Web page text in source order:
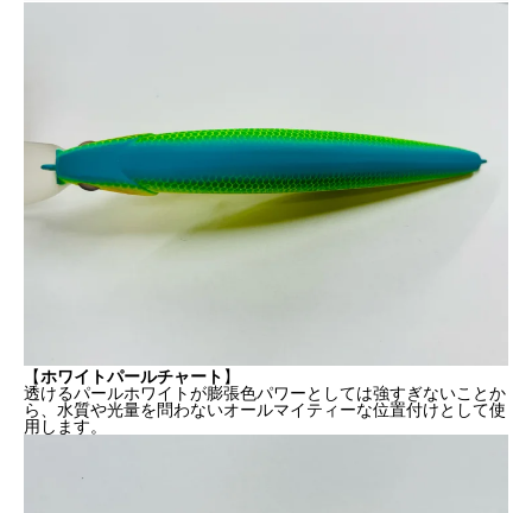
【ホワイトパールチャート 】
透けるパールホワイトが膨張色パワーとしては強すぎないことか
ら、水質や光量を問わないオールマイティーな位置付けとして使
用します。